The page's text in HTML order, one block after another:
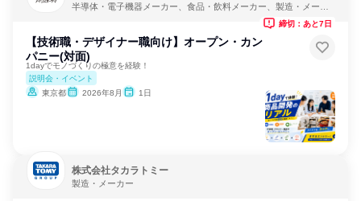
半導体・電子機器メーカー、食品・飲料メーカー、製造・メーカ
【技術職・デザイナー職向け】オープン・カン
パニー(対面)
1dayでモノづくりの極意を経験！
説明会・イベント
東京都
2026年8月 1日
締切：あと7日
株式会社タカラトミー
製造・メーカー